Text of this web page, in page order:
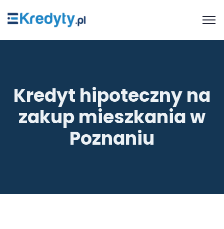
Kredyt hipoteczny na
zakup mieszkania w
Poznaniu